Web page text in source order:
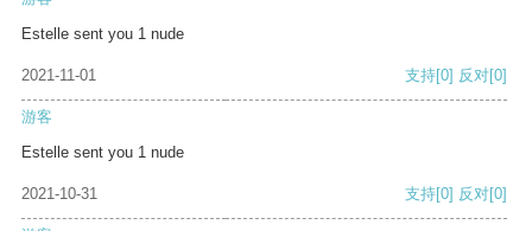
Estelle sent you 1 nude
2021-11-01 支持[0] 反对[0]
游客
Estelle sent you 1 nude
2021-10-31 支持[0] 反对[0]